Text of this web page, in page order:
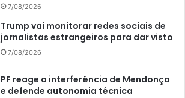
7/08/2026
Trump vai monitorar redes sociais de
jornalistas estrangeiros para dar visto
7/08/2026
PF reage a interferência de Mendonça
e defende autonomia técnica